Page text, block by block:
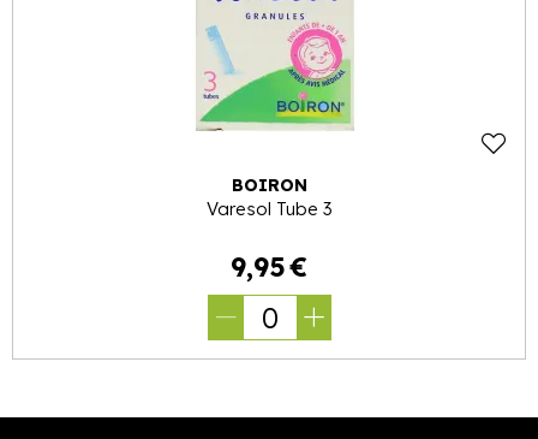
BOIRON
Varesol Tube 3
9,95€
0